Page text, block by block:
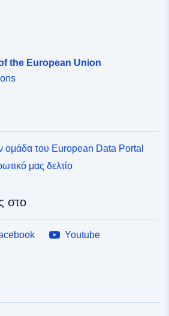
the European Union
ομάδα του European Data Portal
μας δελτίο
στο
Youtube